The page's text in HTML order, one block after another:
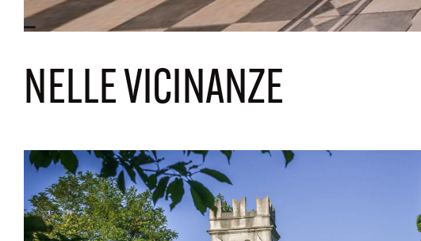
NELLE VICINANZE